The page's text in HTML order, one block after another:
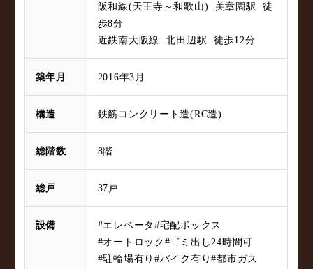
阪和線(天王寺～和歌山) 美章園駅 徒
歩8分
近鉄南大阪線 北田辺駅 徒歩12分
築年月 2016年3月
構造 鉄筋コンクリート造(RC造)
総階数 8階
総戸 37戸
設備 #エレベータ#宅配ボックス
#オートロック#ゴミ出し24時間可
#駐輪場有り#バイク有り#都市ガス